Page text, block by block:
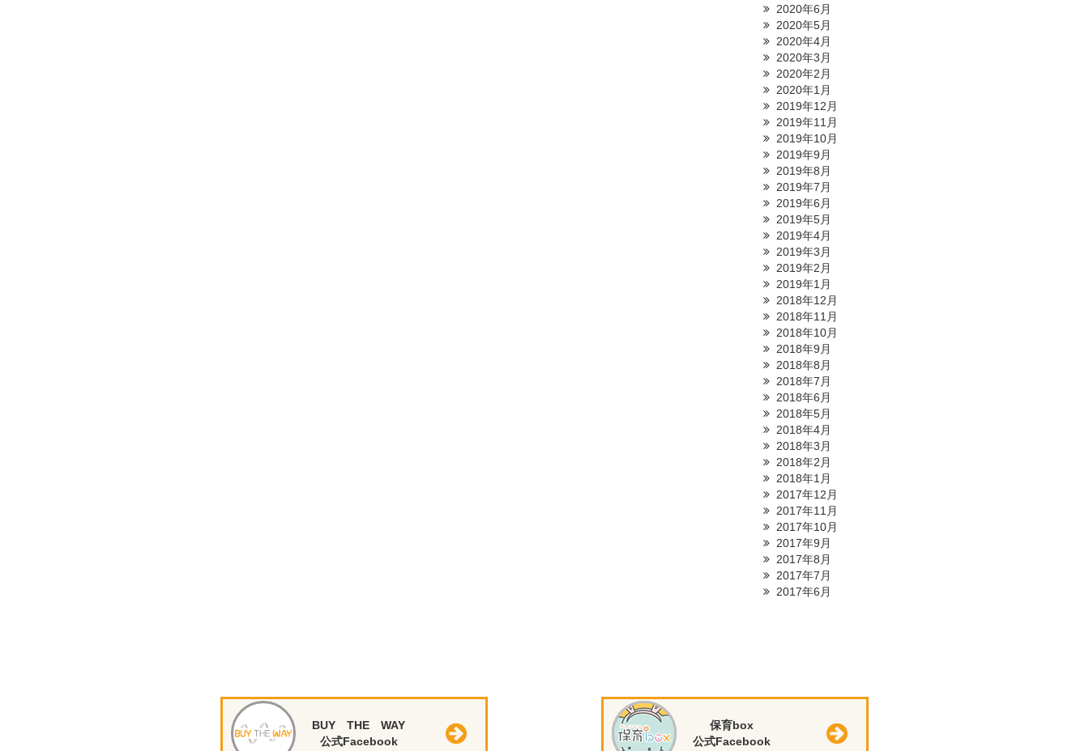
2020年6月
2020年5月
2020年4月
2020年3月
2020年2月
2020年1月
2019年12月
2019年11月
2019年10月
2019年9月
2019年8月
2019年7月
2019年6月
2019年5月
2019年4月
2019年3月
2019年2月
2019年1月
2018年12月
2018年11月
2018年10月
2018年9月
2018年8月
2018年7月
2018年6月
2018年5月
2018年4月
2018年3月
2018年2月
2018年1月
2017年12月
2017年11月
2017年10月
2017年9月
2017年8月
2017年7月
2017年6月
BUY THE WAY
公式Facebook
保育box
公式Facebook